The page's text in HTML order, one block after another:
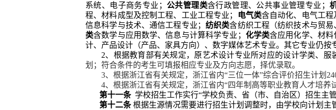
系统、电子商务专业； 公共管理类含行政管理、公共事业管理专业；
程、材料成型及控制工程、工业工程专业；
电气类含自动化、电气工程
信息科学与技术、通信工程专业； 纺织类含纺织工程（纺织技术与贸易
类含数学与应用数学、信息与计算科学专业； 化学类含应用化学、材料
计、产品设计（产品、家具方向）、数字媒体艺术专业。其它专业仍按
2、根据教育部有关规定，原艺术设计专业所对应的设计学类、
划；符合条件的考生可填报相应专业及方向志愿，择优录取。
3、根据浙江省有关规定，浙江省内“三位一体”综合评价招生计划
4、根据浙江省有关规定，浙江省内“四年制高等职业教育人才培养
第十一条 学校招生工作实行“学校负责、 省（市、自治区）招生主管
第十二条 根据生源情况需要进行招生计划调整时，由学校向计划主